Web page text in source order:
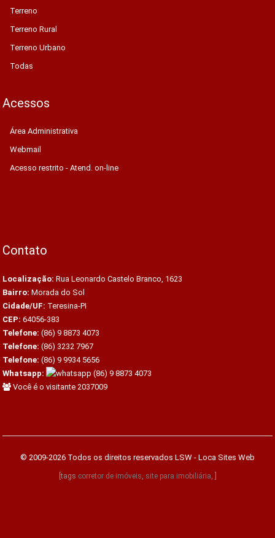
Terreno
Terreno Rural
Terreno Urbano
Todas
Acessos
Área Administrativa
Webmail
Acesso restrito - Atend. on-line
Contato
Localização: Rua Leonardo Castelo Branco, 1623
Bairro: Morada do Sol
Cidade/UF: Teresina-PI
CEP: 64056-383
Telefone: (86) 9 8873 4073
Telefone: (86) 3232 7967
Telefone: (86) 9 9934 5656
Whatsapp:
(86) 9 8873 4073
Você é o visitante 2037009
© 2009-2026 Todos os direitos reservados LSW - Loca Sites Web
[tags corretor de imóveis, site para imobiliária, ]